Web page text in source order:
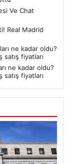
Ve Chat
Real Madrid
ne kadar oldu?
satış fiyatları
ne kadar oldu?
satış fiyatları